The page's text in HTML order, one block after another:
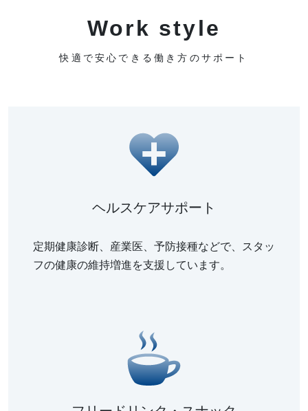
Work style
快適で安心できる働き方のサポート
ヘルスケアサポート
定期健康診断、産業医、予防接種などで、スタッ
フの健康の維持増進を支援しています。